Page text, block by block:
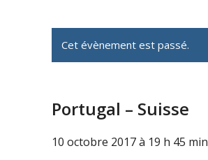
Cet évènement est passé.
Portugal – Suisse
10 octobre 2017 à 19 h 45 min